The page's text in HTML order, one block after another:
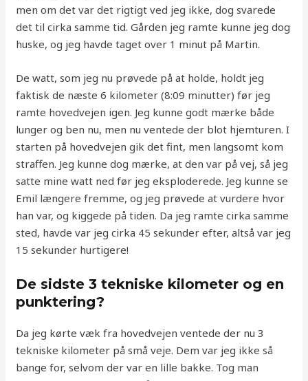
men om det var det rigtigt ved jeg ikke, dog svarede
det til cirka samme tid. Gården jeg ramte kunne jeg dog
huske, og jeg havde taget over 1 minut på Martin.
De watt, som jeg nu prøvede på at holde, holdt jeg
faktisk de næste 6 kilometer (8:09 minutter) før jeg
ramte hovedvejen igen. Jeg kunne godt mærke både
lunger og ben nu, men nu ventede der blot hjemturen. I
starten på hovedvejen gik det fint, men langsomt kom
straffen. Jeg kunne dog mærke, at den var på vej, så jeg
satte mine watt ned før jeg eksploderede. Jeg kunne se
Emil længere fremme, og jeg prøvede at vurdere hvor
han var, og kiggede på tiden. Da jeg ramte cirka samme
sted, havde var jeg cirka 45 sekunder efter, altså var jeg
15 sekunder hurtigere!
De sidste 3 tekniske kilometer og en
punktering?
Da jeg kørte væk fra hovedvejen ventede der nu 3
tekniske kilometer på små veje. Dem var jeg ikke så
bange for, selvom der var en lille bakke. Tog man